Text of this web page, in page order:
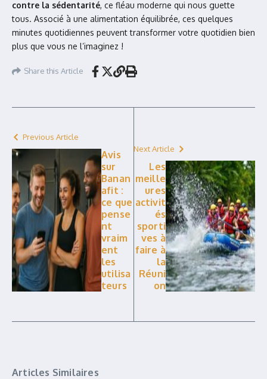
contre la sédentarité, ce fléau moderne qui nous guette
tous. Associé à une alimentation équilibrée, ces quelques
minutes quotidiennes peuvent transformer votre quotidien bien
plus que vous ne l’imaginez !
Share this Article
Previous Article
Avis
sur
Banan
afit :
ce que
pense
nt
vraim
ent
les
utilisa
teurs
Next Article
Les
meille
ures
activit
és
sporti
ves à
faire à
la
Réuni
on
Articles Similaires